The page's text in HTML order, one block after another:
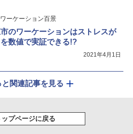
ワーケーション百景
市のワーケーションはストレスが
数値で実証できる!?
2021年4月1日
と関連記事を見る
ップページに戻る